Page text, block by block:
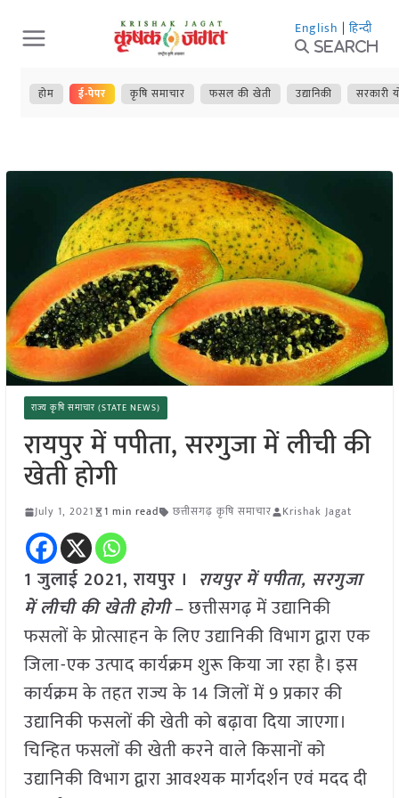
Skip
to
content
English | हिन्दी
Search
होम ई-पेपर कृषि समाचार फसल की खेती उद्यानिकी सरकारी
राज्य कृषि समाचार (STATE NEWS)
रायपुर में पपीता, सरगुजा में लीची की
खेती होगी
July 1, 2021 1 min read छत्तीसगढ़ कृषि समाचार Krishak Jagat
1 जुलाई 2021,रायपुर। रायपुर में पपीता, सरगुजा
में लीची की खेती होगी–छत्तीसगढ़ में उद्यानिकी
फसलों के प्रोत्साहन के लिए उद्यानिकी विभाग द्वारा एक
जिला-एक उत्पाद कार्यक्रम शुरू किया जा रहा है। इस
कार्यक्रम के तहत राज्य के14जिलों में9प्रकार की
उद्यानिकी फसलों की खेती को बढ़ावा दिया जाएगा।
चिन्हित फसलों की खेती करने वाले किसानों को
उद्यानिकी विभाग द्वारा आवश्यक मार्गदर्शन एवं मदद दी